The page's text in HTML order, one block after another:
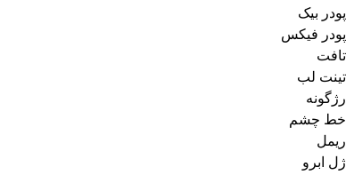
پودر بیک
پودر فیکس
تافت
تینت لب
رژگونه
خط چشم
ریمل
ژل ابرو